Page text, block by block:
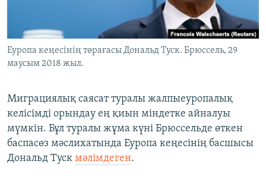
Басқа тілдерде
Еуропа кеңесінің төрағасы Дональд Туск. Брюссель, 29
маусым 2018 жыл.
Миграциялық саясат туралы жалпыеуропалық
келісімді орындау ең қиын міндетке айналуы
мүмкін. Бұл туралы жұма күні Брюссельде өткен
баспасөз мәслихатында Еуропа кеңесінің басшысы
Дональд Туск мәлімдеген.